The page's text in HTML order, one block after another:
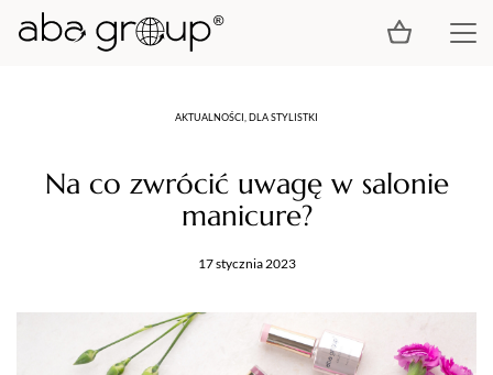
AKTUALNOŚCI, DLA STYLISTKI
Na co zwrócić uwagę w salonie
manicure?
17 stycznia 2023